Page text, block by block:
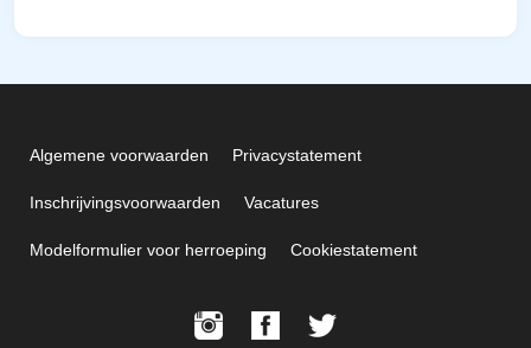
Algemene voorwaarden Privacystatement
Inschrijvingsvoorwaarden Vacatures
Modelformulier voor herroeping Cookiestatement